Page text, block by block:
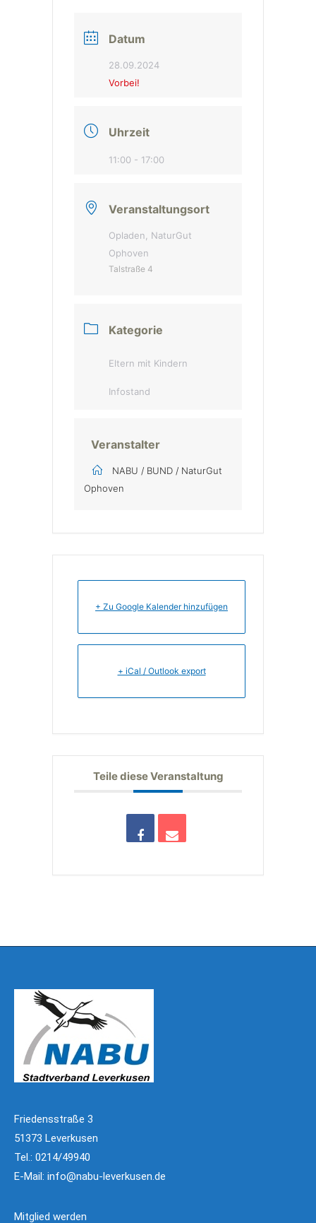
Datum
28.09.2024
Vorbei!
Uhrzeit
11:00 - 17:00
Veranstaltungsort
Opladen, NaturGut
Ophoven
Talstraße 4
Kategorie
Eltern mit Kindern
Infostand
Veranstalter
NABU / BUND / NaturGut
Ophoven
+ Zu Google Kalender hinzufügen
+ iCal / Outlook export
Teile diese Veranstaltung
Friedensstraße 3
51373 Leverkusen
Tel.: 0214/49940
E-Mail: info@nabu-leverkusen.de
Mitglied werden